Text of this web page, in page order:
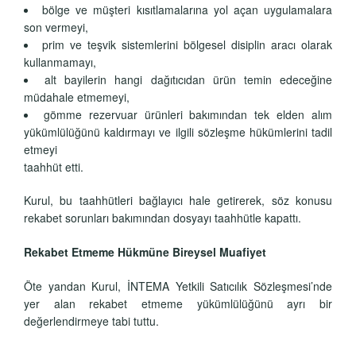
bölge ve müşteri kısıtlamalarına yol açan uygulamalara
son vermeyi,
prim ve teşvik sistemlerini bölgesel disiplin aracı olarak
kullanmamayı,
alt bayilerin hangi dağıtıcıdan ürün temin edeceğine
müdahale etmemeyi,
gömme rezervuar ürünleri bakımından tek elden alım
yükümlülüğünü kaldırmayı ve ilgili sözleşme hükümlerini tadil
etmeyi
taahhüt etti.
Kurul, bu taahhütleri bağlayıcı hale getirerek, söz konusu
rekabet sorunları bakımından dosyayı taahhütle kapattı.
Rekabet Etmeme Hükmüne Bireysel Muafiyet
Öte yandan Kurul, İNTEMA Yetkili Satıcılık Sözleşmesi’nde
yer alan rekabet etmeme yükümlülüğünü ayrı bir
değerlendirmeye tabi tuttu.